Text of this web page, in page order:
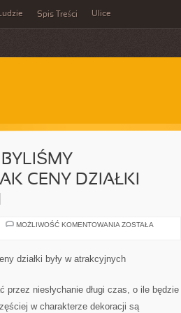
Spis Treści Ulice
CENY DZIAŁKI
MOŻLIWOŚĆ KOMENTOWANIA JESZCZE
BYLIŚMY
OBSERWATORAMI
DZIAŁKI
W
ZOSTAŁA
działki były w atrakcyjnych
niesłychanie długi czas, o ile będzie
w charakterze dekoracji są